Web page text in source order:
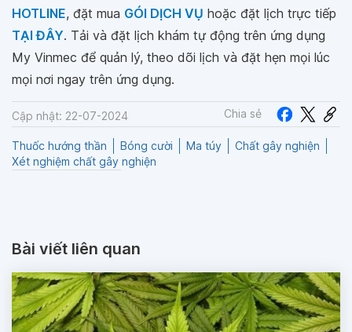
HOTLINE, đặt mua GÓI DỊCH VỤ hoặc đặt lịch trực tiếp
TẠI ĐÂY. Tải và đặt lịch khám tự động trên ứng dụng
My Vinmec để quản lý, theo dõi lịch và đặt hẹn mọi lúc
mọi nơi ngay trên ứng dụng.
Cập nhật: 22-07-2024 Chia sẻ
Thuốc hướng thần Bóng cười Ma túy
Chất gây nghiện
Xét nghiệm chất gây nghiện
Bài viết liên quan